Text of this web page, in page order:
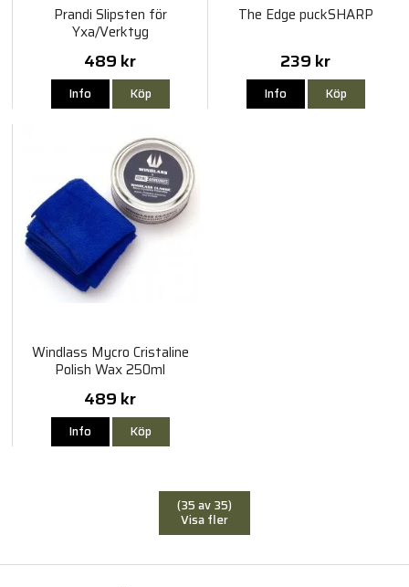
Prandi Slipsten för
Yxa/Verktyg
489 kr
Info Köp
The Edge puckSHARP
239 kr
Info Köp
Windlass Mycro Cristaline
Polish Wax 250ml
489 kr
Info Köp
(35 av 35)
Visa fler